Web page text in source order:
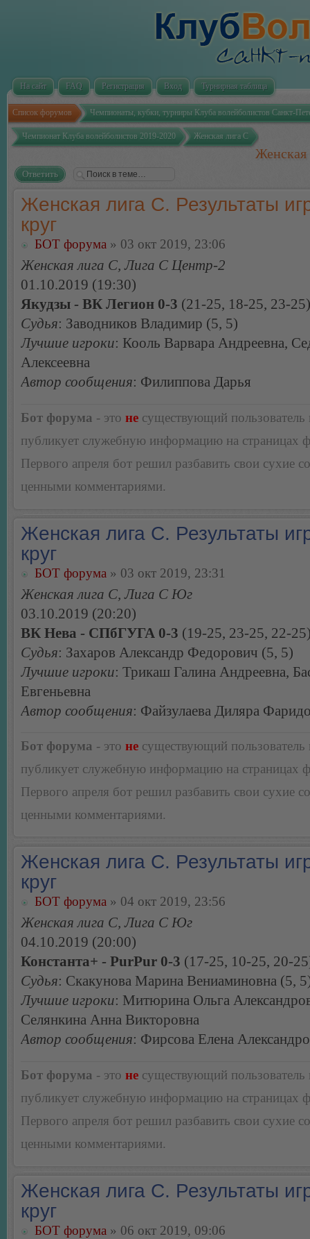
На сайт FAQ Регистрация Вход Турнирная таблица
Список форумов Чемпионаты, кубки, турниры Клуба волейболистов Санкт-
Чемпионат Клуба волейболистов 2019-2020 Женская лига С
Женская
Ответить
Женская лига С. Результаты
круг
БОТ форума » 03 окт 2019, 23:06
Женская лига С, Лига С Центр-2
01.10.2019 (19:30)
Якудзы - ВК Легион 0-3 (21-25, 18-25, 23-25)
Судья: Заводников Владимир (5, 5)
Лучшие игроки: Кооль Варвара Андреевна,
Алексеевна
Автор сообщения: Филиппова Дарья
Бот форума - это не существующий пользователь
публикует служебную информацию на страницах
Первого апреля бот решил разбавить свои сухие
ценными комментариями.
Женская лига С. Результаты
круг
БОТ форума » 03 окт 2019, 23:31
Женская лига С, Лига С Юг
03.10.2019 (20:20)
ВК Нева - СПбГУГА 0-3 (19-25, 23-25, 22-
Судья: Захаров Александр Федорович (5, 5)
Лучшие игроки: Трикаш Галина Андреевна,
Евгеньевна
Автор сообщения: Файзулаева Диляра
Бот форума - это не существующий пользователь
публикует служебную информацию на страницах
Первого апреля бот решил разбавить свои сухие
ценными комментариями.
Женская лига С. Результаты
круг
БОТ форума » 04 окт 2019, 23:56
Женская лига С, Лига С Юг
04.10.2019 (20:00)
Константа+ - PurPur 0-3 (17-25, 10-25, 20-
Судья: Скакунова Марина Вениаминовна (5,
Лучшие игроки: Митюрина Ольга
Селянкина Анна Викторовна
Автор сообщения: Фирсова Елена
Бот форума - это не существующий пользователь
публикует служебную информацию на страницах
Первого апреля бот решил разбавить свои сухие
ценными комментариями.
Женская лига С. Результаты
круг
БОТ форума » 06 окт 2019, 09:06